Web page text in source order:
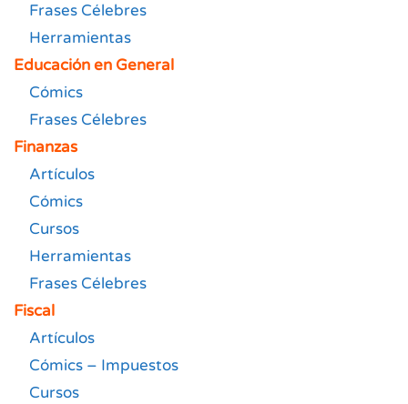
Frases Célebres
Herramientas
Educación en General
Cómics
Frases Célebres
Finanzas
Artículos
Cómics
Cursos
Herramientas
Frases Célebres
Fiscal
Artículos
Cómics – Impuestos
Cursos